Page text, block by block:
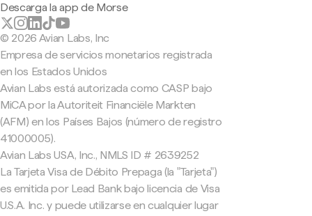
Descarga la app de Morse
© 2026 Avian Labs, Inc
Empresa de servicios monetarios registrada
en los Estados Unidos
Avian Labs está autorizada como CASP bajo
MiCA por la Autoriteit Financiële Markten
(AFM) en los Países Bajos (número de registro
41000005).
Avian Labs USA, Inc., NMLS ID # 2639252
La Tarjeta Visa de Débito Prepaga (la "Tarjeta")
es emitida por Lead Bank bajo licencia de Visa
U.S.A. Inc. y puede utilizarse en cualquier lugar